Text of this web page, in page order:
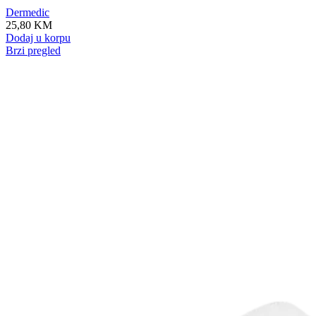
Dermedic
25,80 KM
Dodaj u korpu
Brzi pregled